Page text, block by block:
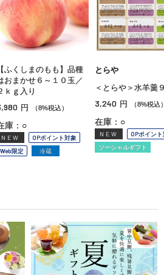
【ふくしまのもも】品種
おまかせ６～１０玉／
ｋｇ入り
円 （8%税込）
庫：○
NEW
OPポイント対象
Web限定
冷蔵
とらや
＜とらや＞水羊羹
3,240 円 （8%税込
在庫：○
NEW
OPポイン
ソーシャルギフト